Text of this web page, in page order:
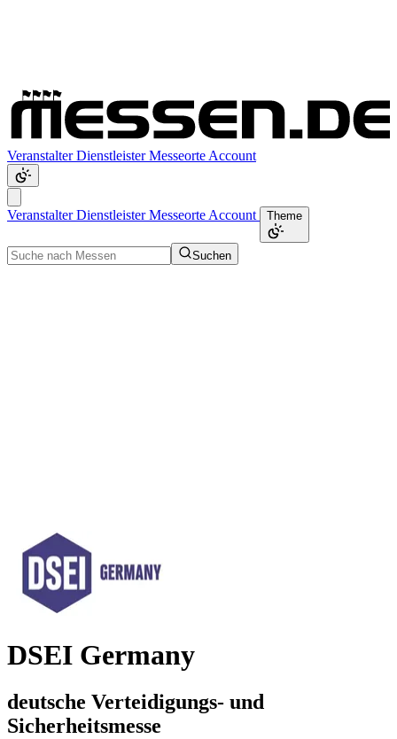
VeranstalterDienstleisterMesseorte Account
VeranstalterDienstleisterMesseorte Account Theme
Suchen
DSEI Germany
deutsche Verteidigungs- und
Sicherheitsmesse